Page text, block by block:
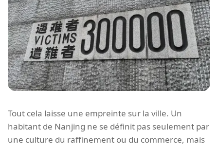
Tout cela laisse une empreinte sur la ville. Un
habitant de Nanjing ne se définit pas seulement par
une culture du raffinement ou du commerce, mais